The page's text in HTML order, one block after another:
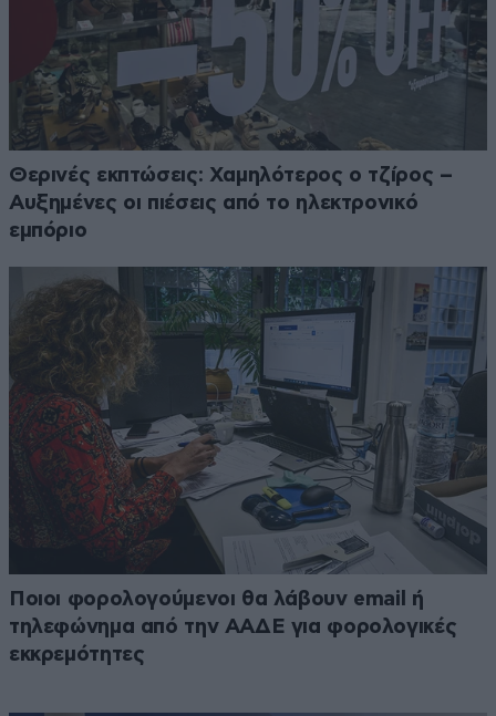
Θερινές εκπτώσεις: Χαμηλότερος ο τζίρος –
Αυξημένες οι πιέσεις από το ηλεκτρονικό
εμπόριο
Ποιοι φορολογούμενοι θα λάβουν email ή
τηλεφώνημα από την ΑΑΔΕ για φορολογικές
εκκρεμότητες